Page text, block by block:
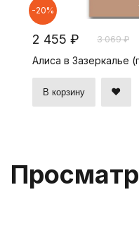
-20%
2 455 ₽ 3 069 ₽
Алиса в Зазеркалье
В корзину